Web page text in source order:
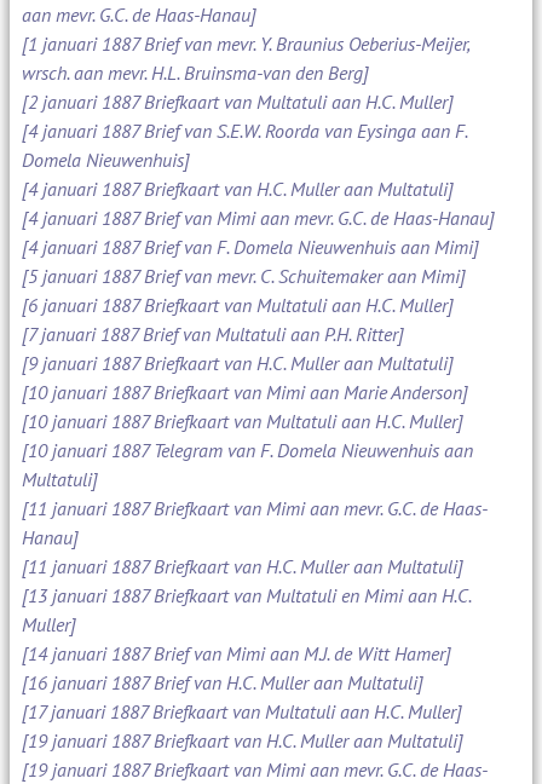
aan mevr. G.C. de Haas-Hanau]
[1 januari 1887 Brief van mevr. Y. Braunius Oeberius-Meijer,
wrsch. aan mevr. H.L. Bruinsma-van den Berg]
[2 januari 1887 Briefkaart van Multatuli aan H.C. Muller]
[4 januari 1887 Brief van S.E.W. Roorda van Eysinga aan F.
Domela Nieuwenhuis]
[4 januari 1887 Briefkaart van H.C. Muller aan Multatuli]
[4 januari 1887 Brief van Mimi aan mevr. G.C. de Haas-Hanau]
[4 januari 1887 Brief van F. Domela Nieuwenhuis aan Mimi]
[5 januari 1887 Brief van mevr. C. Schuitemaker aan Mimi]
[6 januari 1887 Briefkaart van Multatuli aan H.C. Muller]
[7 januari 1887 Brief van Multatuli aan P.H. Ritter]
[9 januari 1887 Briefkaart van H.C. Muller aan Multatuli]
[10 januari 1887 Briefkaart van Mimi aan Marie Anderson]
[10 januari 1887 Briefkaart van Multatuli aan H.C. Muller]
[10 januari 1887 Telegram van F. Domela Nieuwenhuis aan
Multatuli]
[11 januari 1887 Briefkaart van Mimi aan mevr. G.C. de Haas-
Hanau]
[11 januari 1887 Briefkaart van H.C. Muller aan Multatuli]
[13 januari 1887 Briefkaart van Multatuli en Mimi aan H.C.
Muller]
[14 januari 1887 Brief van Mimi aan M.J. de Witt Hamer]
[16 januari 1887 Brief van H.C. Muller aan Multatuli]
[17 januari 1887 Briefkaart van Multatuli aan H.C. Muller]
[19 januari 1887 Briefkaart van H.C. Muller aan Multatuli]
[19 januari 1887 Briefkaart van Mimi aan mevr. G.C. de Haas-